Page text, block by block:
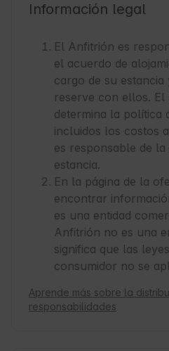
Información legal
El Anfitrión es
el acuerdo de
cargo de su
reserve con ellos.
determina la política
incluidos los costos
es responsable de la
estancia.
En la página de la
encontrar
es una entidad
Anfitrión no es una
significa que las
consumidor no se
Aprende más sobre la
responsabilidades